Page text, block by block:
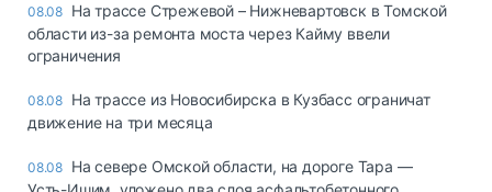
08.08 На трассе Стрежевой – Нижневартовск в Томской
области из-за ремонта моста через Кайму ввели
ограничения
08.08 На трассе из Новосибирска в Кузбасс ограничат
движение на три месяца
08.08 На севере Омской области, на дороге Тара —